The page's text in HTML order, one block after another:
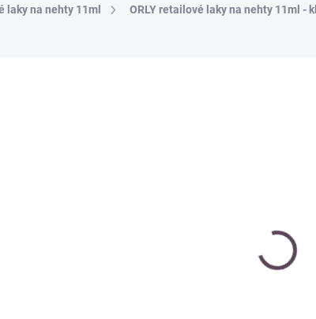
laky na nehty 11ml ORLY retailové laky na nehty 11ml -